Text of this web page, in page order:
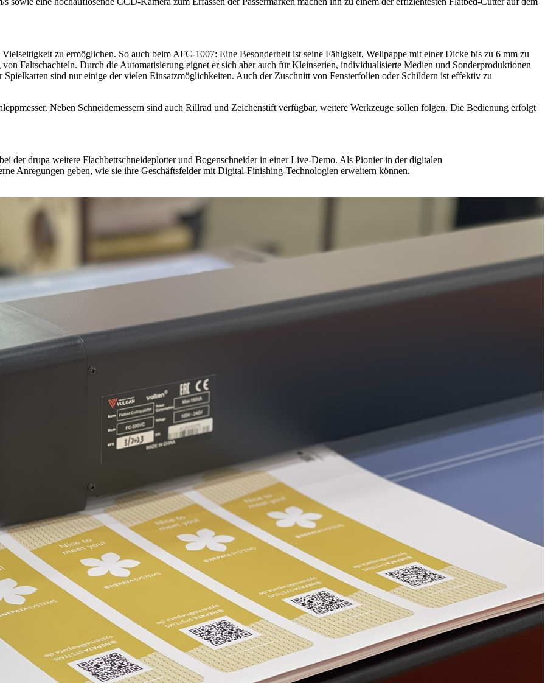
zu ermöglichen. So auch beim AFC-1007: Eine Besonderheit ist seine Fähigkeit, Wellpappe mit einer Dicke bis zu 6 mm zu
Faltschachteln. Durch die Automatisierung eignet er sich aber auch für Kleinserien, individualisierte Medien und Sonderproduktionen
sind nur einige der vielen Einsatzmöglichkeiten. Auch der Zuschnitt von Fensterfolien oder Schildern ist effektiv zu
Neben Schneidemessern sind auch Rillrad und Zeichenstift verfügbar, weitere Werkzeuge sollen folgen. Die Bedienung erfolgt
der drupa weitere Flachbettschneideplotter und Bogenschneider in einer Live-Demo. Als Pionier in der digitalen
Anregungen geben, wie sie ihre Geschäftsfelder mit Digital-Finishing-Technologien erweitern können.